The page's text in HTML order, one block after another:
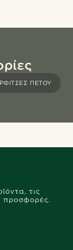
ΠΈΤΟΥ
τις
προσφορές.